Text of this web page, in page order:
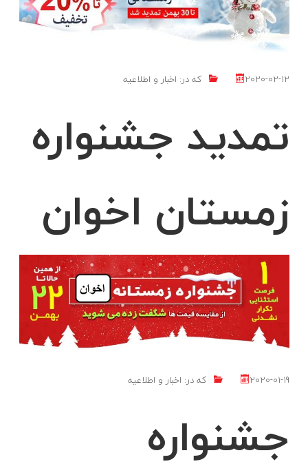
2020-02-12 که در: اخبار و اطلاعیه
تمدید جشنواره
زمستان اخوان
جشنواره زمستانه اخوان بازرگانی میثم در نظر دارد تعداد محدودی از
تخفیف خواهد داشت . جهت اطلاع از
LIKE ادامه مطلب
2020-01-19 که در: اخبار و اطلاعیه
جشنواره